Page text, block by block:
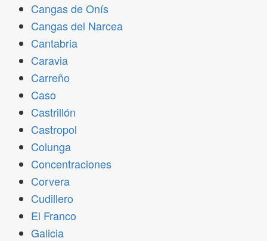
Cangas de Onís
Cangas del Narcea
Cantabria
Caravia
Carreño
Caso
Castrillón
Castropol
Colunga
Concentraciones
Corvera
Cudillero
El Franco
Galicia